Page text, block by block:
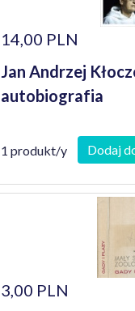
14,00 PLN
Jan Andrzej
autobiografia
1 produkt/y Dodaj
3,00 PLN